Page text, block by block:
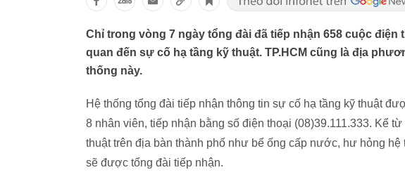
Chỉ trong vòng 7 ngày tổng đài đã tiếp nhận 658 cuộc
quan đến sự cố hạ tầng kỹ thuật. TP.HCM cũng là địa
thống này.
Hệ thống tổng đài tiếp nhận thông tin sự cố hạ tầng kỹ thuật
8 nhân viên, tiếp nhận bằng số điện thoại (08)39.111.333. Kể
thuật trên địa bàn thành phố như bể ống cấp nước, hư hỏng
sẽ được tổng đài tiếp nhận.